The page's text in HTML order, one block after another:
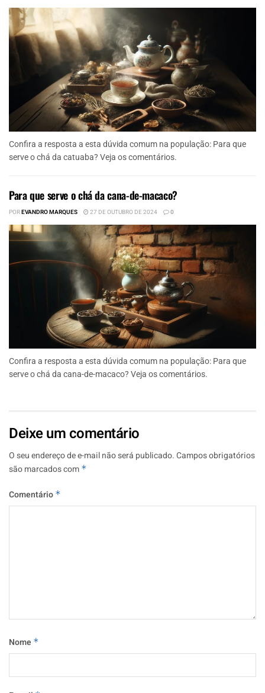
Confira a resposta a esta dúvida comum na população: Para que
serve o chá da catuaba? Veja os comentários.
Para que serve o chá da cana-de-macaco?
POREVANDRO MARQUES 27 DE OUTUBRO DE 2024 0
Confira a resposta a esta dúvida comum na população: Para que
serve o chá da cana-de-macaco? Veja os comentários.
Deixe um comentário
O seu endereço de e-mail não será publicado.Campos obrigatórios
são marcados com *
Comentário *
Nome *